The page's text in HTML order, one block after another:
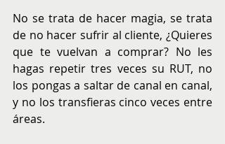
No se trata de hacer magia, se trata
de no hacer sufrir al cliente, ¿Quieres
que te vuelvan a comprar? No les
hagas repetir tres veces su RUT, no
los pongas a saltar de canal en canal,
y no los transfieras cinco veces entre
áreas.